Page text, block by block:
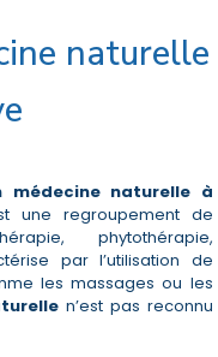
naturelle
médecine naturelle à
une regroupement de
phytothérapie,
par l’utilisation de
les massages ou les
n’est pas reconnu